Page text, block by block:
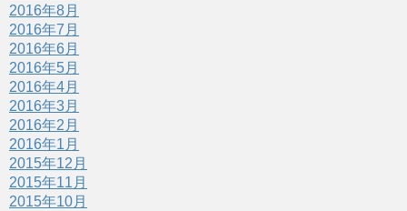
2016年8月
2016年7月
2016年6月
2016年5月
2016年4月
2016年3月
2016年2月
2016年1月
2015年12月
2015年11月
2015年10月